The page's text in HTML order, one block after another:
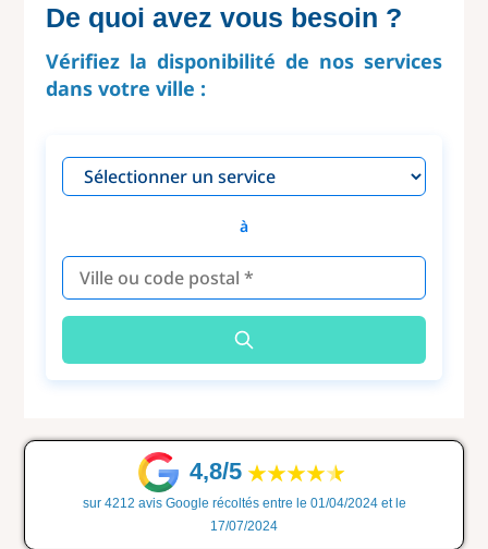
De quoi avez vous besoin ?
Vérifiez la disponibilité de nos services
dans votre ville :
à
4,8/5
sur 4212 avis Google récoltés entre le 01/04/2024 et le
17/07/2024